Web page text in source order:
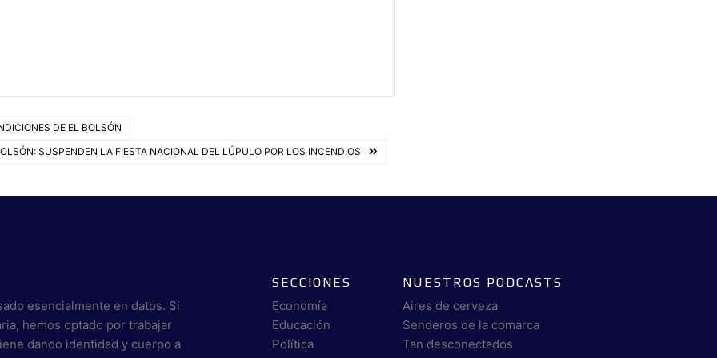
DE EL BOLSÓN
SUSPENDEN LA FIESTA NACIONAL DEL LÚPULO POR LOS INCENDIOS
esencialmente en datos. Si
hemos optado por trabajar
dando identidad y cuerpo a
SECCIONES
Economía
Educación
Política
NUESTROS PODCASTS
Aires de cerveza
Senderos de la comarca
Tan desconectados